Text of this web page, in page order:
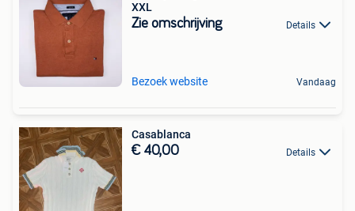
XXL
Zie omschrijving Details
Bezoek website Vandaag
Casablanca
€ 40,00 Details